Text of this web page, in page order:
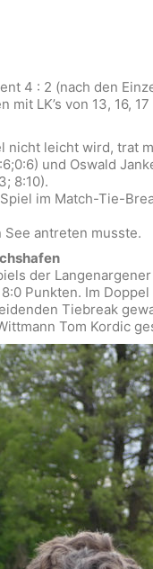
4 : 2 (nach den
mit LK’s von 13, 16,
leicht wird, trat
und Oswald
8:10).
im Match-Tie-
See antreten musste.
der
Punkten. Im
Tiebreak
Tom Kordic